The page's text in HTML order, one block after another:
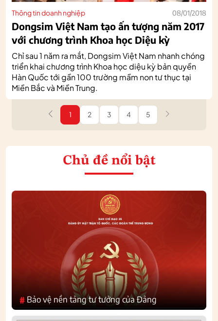
Thông tin doanh nghiệp 08/01/2018
Dongsim Việt Nam tạo ấn tượng năm 2017
với chương trình Khoa học Diệu kỳ
Chỉ sau 1 năm ra mắt, Dongsim Việt Nam nhanh chóng
triển khai chương trình Khoa học diệu kỳ bản quyền
Hàn Quốc tới gần 100 trường mầm non tư thục tại
Miền Bắc và Miền Trung.
1 2 3 4 5
Chủ đề nổi bật
# Bảo vệ nền tảng tư tưởng của Đảng